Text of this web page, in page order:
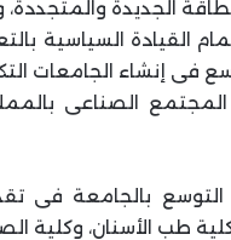
الجديدة
القيادة السياسية
فى إنشاء الجامعات
الصناعى
التوسع بالجامعة فى
طب الأسنان، وكلية